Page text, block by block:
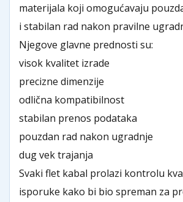
materijala koji omogućavaju
i stabilan rad nakon pravilne
Njegove glavne prednosti su:
visok kvalitet izrade
precizne dimenzije
odlična kompatibilnost
stabilan prenos podataka
pouzdan rad nakon ugradnje
dug vek trajanja
Svaki flet kabal prolazi kontrolu
isporuke kako bi bio spreman za